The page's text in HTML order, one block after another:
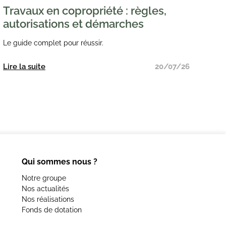
Travaux en copropriété : règles,
autorisations et démarches
Le guide complet pour réussir.
Lire la suite 20/07/26
Qui sommes nous ?
Notre groupe
Nos actualités
Nos réalisations
Fonds de dotation